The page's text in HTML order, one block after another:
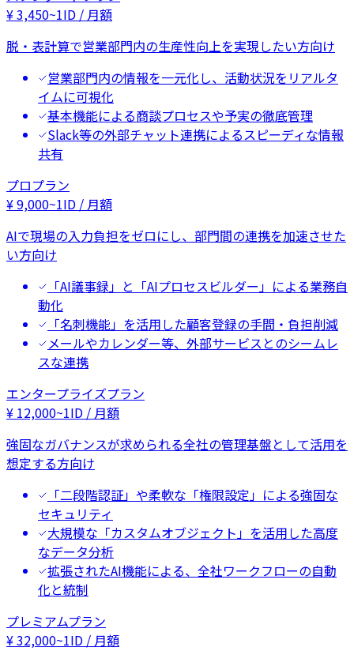
¥3,450~1ID / 月額
脱・表計算で営業部門内の生産性向上を実現したい方向け
営業部門内の情報を一元化し、活動状況をリアルタ
イムに可視化
基本機能による商談プロセスや予実の徹底管理
Slack等の外部チャット連携によるスピーディな情報
共有
プロプラン
¥9,000~1ID / 月額
AIで現場の入力負担をゼロにし、部門間の連携を加速させた
い方向け
「AI議事録」と「AIプロセスビルダー」による業務自
動化
「名刺機能」を活用した顧客登録の手間・負担削減
メールやカレンダー等、外部サービスとのシームレ
スな連携
エンタープライズプラン
¥ 12,000~1ID / 月額
強固なガバナンスが求められる全社の管理基盤として活用を
想定する方向け
「二段階認証」や柔軟な「権限設定」による強固な
セキュリティ
大規模な「カスタムオブジェクト」を活用した高度
なデータ分析
拡張されたAI機能による、全社ワークフローの自動
化と統制
プレミアムプラン
¥32,000~1ID / 月額